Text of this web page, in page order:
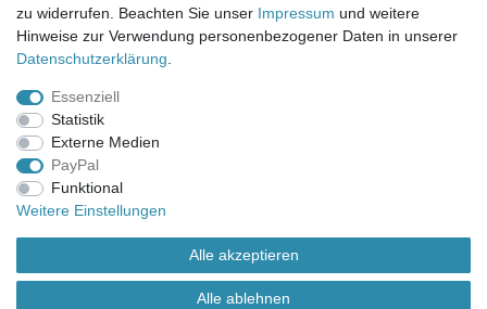
ÖFFNUNGSZEITEN
Montag - Dienstag: 8.00 - 18.00 Uhr, Mittwoch Ruhetag,
Donnerstag: 8.00 - 18.00 Uhr, Freitag 8.00 - 14.00 Uhr
KUNDENSERVICE
Telefon: (05241) 403 22 38
E-Mail: info@stoffamstueck.de
Alle Preise inklusive gesetzlicher Mehrwertsteuer und
zuzüglichVersandkosten. * Pflichtfeld
zu widerrufen. Beachten Sie unser Impressum und weitere
Hinweise zur Verwendung personenbezogener Daten in unserer
Daten­schutz­erklärung
Essenziell
Statistik
Externe Medien
PayPal
Funktional
Weitere Einstellungen
Alle akzeptieren
Alle ablehnen